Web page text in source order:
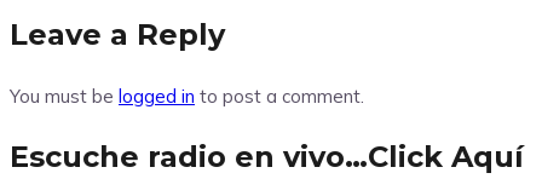
Leave a Reply
You must be logged in to post a comment.
Escuche radio en vivo…Click Aquí